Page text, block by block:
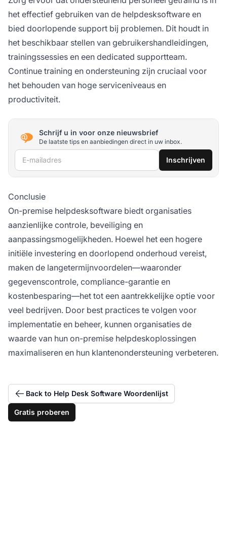
het effectief gebruiken van de helpdesksoftware en
bied doorlopende support bij problemen. Dit houdt in
het beschikbaar stellen van gebruikershandleidingen,
trainingssessies en een dedicated supportteam.
Continue training en ondersteuning zijn cruciaal voor
het behouden van hoge serviceniveaus en
productiviteit.
Schrijf u in voor onze nieuwsbrief
De laatste tips en aanbiedingen direct in uw inbox.
E-mailadres Inschrijven
Conclusie
On-premise helpdesksoftware biedt organisaties
aanzienlijke controle, beveiliging en
aanpassingsmogelijkheden. Hoewel het een hogere
initiële investering en doorlopend onderhoud vereist,
maken de langetermijnvoordelen—waaronder
gegevenscontrole, compliance-garantie en
kostenbesparing—het tot een aantrekkelijke optie voor
veel bedrijven. Door best practices te volgen voor
implementatie en beheer, kunnen organisaties de
waarde van hun on-premise helpdeskoplossingen
maximaliseren en hun klantenondersteuning verbeteren.
Back to Help Desk Software Woordenlijst
Gratis proberen